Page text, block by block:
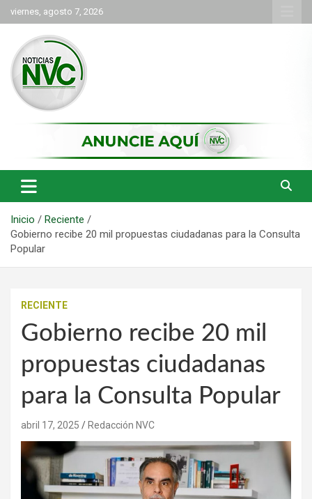
Saltar
al
contenido
viernes, agosto 7, 2026
NVC Noticias
Inicio
Reciente
Gobierno recibe 20 mil propuestas ciudadanas para la Consulta
Popular
RECIENTE
Gobierno recibe 20 mil
propuestas ciudadanas
para la Consulta Popular
abril 17, 2025 Redacción NVC